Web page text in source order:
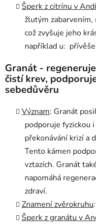
Šperk z citrínu v
žlutým
což zvyšuje jeho
například u:
Granát -
čistí krev,
sebedůvěru
Význam: Granát
podporuje fyzickou
překonávání krizí a
Tento kámen
vztazích. Granát
napomáhá
zdraví.
Znamení zvěrokruhu
Šperk z granátu v